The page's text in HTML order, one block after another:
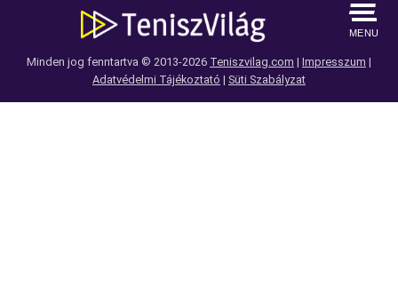
MENU
Minden jog fenntartva © 2013-2026 Teniszvilag.com | Impresszum |
Adatvédelmi Tájékoztató | Süti Szabályzat